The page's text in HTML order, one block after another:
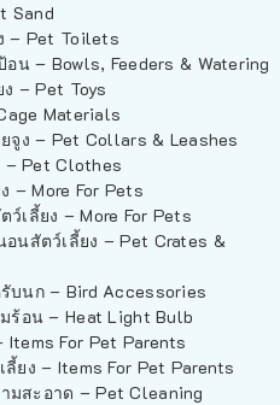
Sand
– Pet Toilets
อน – Bowls, Feeders & Watering
– Pet Toys
Materials
จูง – Pet Collars & Leashes
– Pet Clothes
– More For Pets
เลี้ยง – More For Pets
นสัตว์เลี้ยง – Pet Crates &
บนก – Bird Accessories
ร้อน – Heat Light Bulb
Items For Pet Parents
ยง – Items For Pet Parents
สะอาด – Pet Cleaning